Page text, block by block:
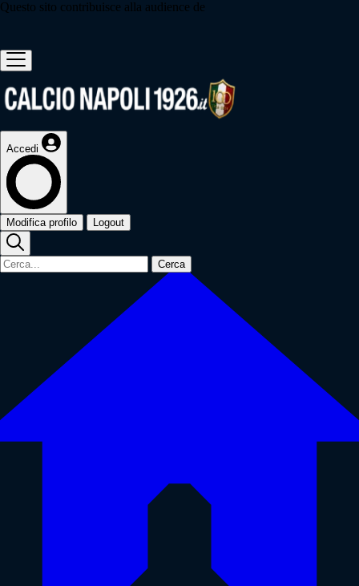
Questo sito contribuisce alla audience de
Accedi
Modifica profilo Logout
Cerca